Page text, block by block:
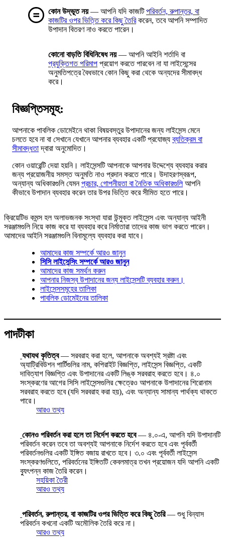
কোন উদ্ভূত নয়— আপনি যদি কাজটিপরিবর্তন, রুপান্তর, বা
কাজটির ওপর ভিত্তি করে কিছু তৈরিকরেন, তবে আপনি সম্পাদিত
উপাদান বিতরণ নাও করতে পারেন।
কোনো বাড়তি বিধিনিষেধ নয়— আপনি আইনি শর্তাদি বা
প্রযুক্তিগত পরিমাপ প্রয়োগ করতে পারবেন না যা লাইসেন্সের
অনুমতিপত্রে বৈধভাবে কোন কিছু করা থেকে অন্যদের সীমাবদ্ধ
করে।
বিজ্ঞপ্তিসমূহ:
আপনাকে পাবলিক ডোমেইনে থাকা বিষয়বস্তুর উপাদানের জন্য লাইসেন্স মেনে
চলতে হবে না বা সেখানে যেখানে আপনার ব্যবহার একটি প্রযোজ্যব্যতিক্রম বা
সীমাবদ্ধতাদ্বারা অনুমোদিত।
কোন ওয়ারেন্টি দেয়া হয়নি। লাইসেন্সটি আপনাকে আপনার উদ্দেশ্যে ব্যবহার করার
জন্য প্রয়োজনীয় সমস্ত অনুমতি নাও প্রদান করতে পারে। উদাহরণস্বরূপ,
অন্যান্য অধিকারগুলি যেমনপ্রচার, গোপনীয়তা বা নৈতিক অধিকারগুলিআপনি
কীভাবে উপাদান ব্যবহার করেন তার উপর ভিত্তি করে সীমিত হতে পারে।
ক্রিয়েটিভ কমন্স হল অলাভজনক সংস্থা যারা উন্মুক্ত লাইসেন্স এবং অন্যান্য আইনী
সরঞ্জামগুলি নিয়ে কাজ করে যা ব্যবহার করে নির্মাতারা তাদের কাজ ভাগ করতে পারেন।
আমাদের আইনি সরঞ্জামগুলি বিনামূল্যে ব্যবহার করা যাবে।
আমাদের কাজ সম্পর্কে আরও জানুন
সিসি লাইসেন্সিং সম্পর্কে আরও জানুন
আমাদের কাজ সমর্থন করুন
আপনার নিজস্ব উপাদানের জন্য লাইসেন্সটি ব্যবহার করুন।
লাইসেন্সসমূহের তালিকা
পাবলিক ডোমেইনের তালিকা
পাদটীকা
যথাযথ কৃতিত্ব— সরবরাহ করা হলে, আপনাকে অবশ্যই স্রষ্টা এবং
অ্যাট্রিবিউশন পার্টিগুলির নাম, কপিরাইট বিজ্ঞপ্তি, লাইসেন্স বিজ্ঞপ্তি, একটি
দাবিত্যাগ বিজ্ঞপ্তি এবং উপাদানের একটি লিঙ্ক সরবরাহ করতে হবে। ৪.০
সংস্করণের আগের সিসি লাইসেন্সগুলির ক্ষেত্রেও আপনাকে উপাদানের শিরোনাম
সরবরাহ করতে হবে (যদি সরবরাহ করা হয়), এবং অন্যান্য সামান্য পার্থক্য থাকতে
পারে।
আরও তথ্য
কোনও পরিবর্তন করা হলে তা নির্দেশ করতে হবে— ৪.০-এ, আপনি যদি উপাদানটি
পরিবর্তন করেন তবে তা অবশ্যই আপনাকে নির্দেশ করতে হবে এবং পূর্ববর্তী
পরিবর্তনগুলির একটি ইঙ্গিত বজায় রাখতে হবে। ৩.০ এবং পূর্ববর্তী লাইসেন্স
সংস্করণগুলিতে, পরিবর্তনের ইঙ্গিতটি কেবলমাত্র তখন প্রয়োজন যদি আপনি একটি
ব্যুৎপন্ন কাজ তৈরি করেন।
সহয়িকা তৈরী
আরও তথ্য
পরিবর্তন, রুপান্তর, বা কাজটির ওপর ভিত্তি করে কিছু তৈরি— শুধু বিন্যাস
পরিবর্তন কখনো একটি অমৌলিক তৈরি করে না।
আরও তথ্য